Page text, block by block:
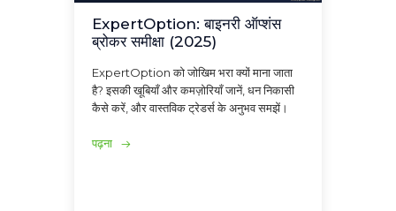
ExpertOption: बाइनरी ऑप्शंस
ब्रोकर समीक्षा (2025)
ExpertOption को जोखिम भरा क्यों माना जाता
है? इसकी खूबियाँ और कमज़ोरियाँ जानें, धन निकासी
कैसे करें, और वास्तविक ट्रेडर्स के अनुभव समझें।
पढ़ना